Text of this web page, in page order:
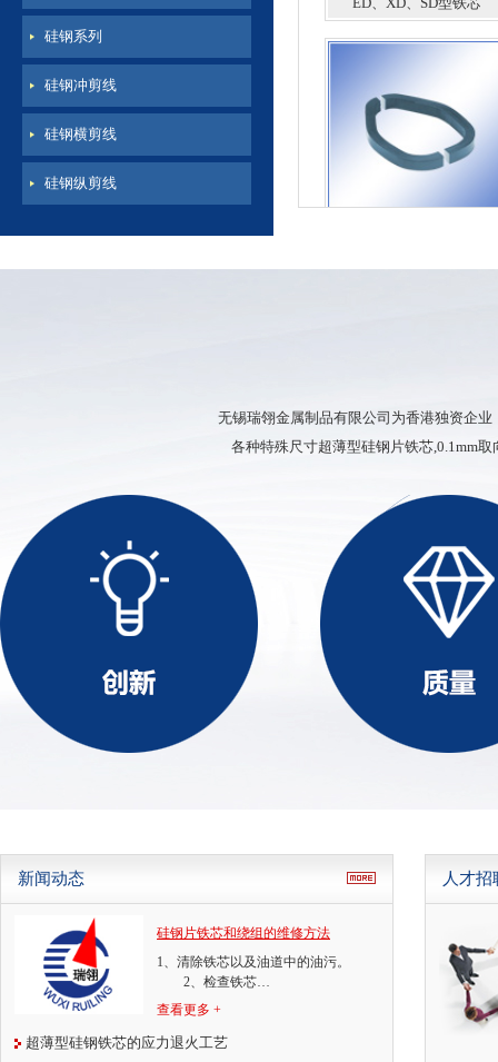
硅钢系列
硅钢冲剪线
硅钢横剪线
硅钢纵剪线
硅钢薄带
ED、XD、SD型铁芯
无锡瑞翎金属制品有限公司为香港独资企
各种特殊尺寸超薄型硅钢片铁芯,0.1mm
新闻动态
硅钢片铁芯和绕组的维修方法
1、清除铁芯以及油道中的油污。
2、检查铁芯…
查看更多 +
超薄型硅钢铁芯的应力退火工艺
人才招